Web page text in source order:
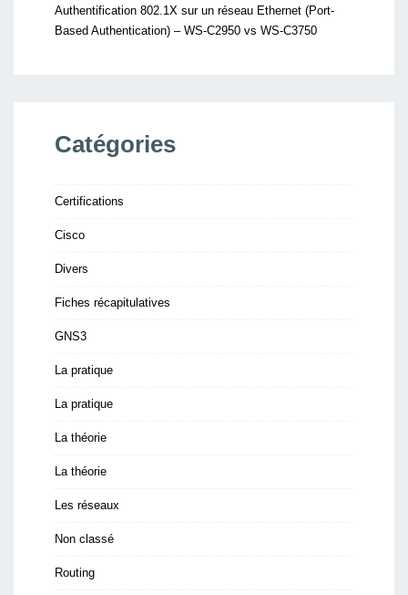
Authentification 802.1X sur un réseau Ethernet (Port-
Based Authentication) – WS-C2950 vs WS-C3750
Catégories
Certifications
Cisco
Divers
Fiches récapitulatives
GNS3
La pratique
La pratique
La théorie
La théorie
Les réseaux
Non classé
Routing